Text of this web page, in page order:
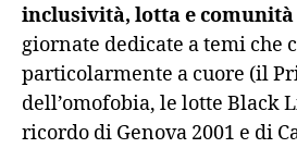
inclusività, lotta e comunità
giornate dedicate a temi che
particolarmente a cuore (il
dell’omofobia, le lotte Black
ricordo di Genova 2001 e di